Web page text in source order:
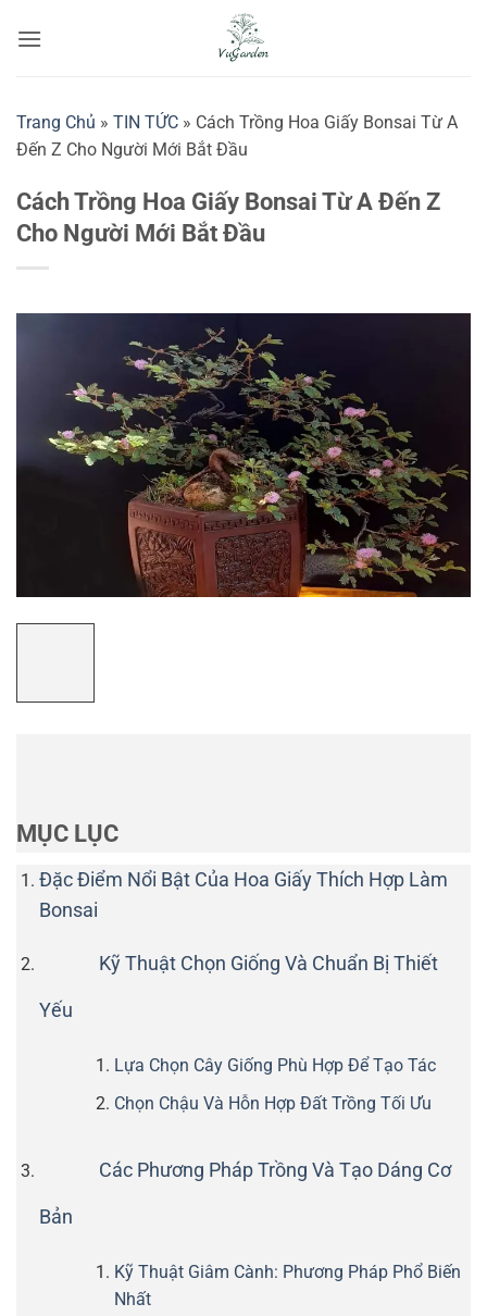
qua
Trang Chủ » TIN TỨC » Cách Trồng Hoa Giấy Bonsai Từ A
Đến Z Cho Người Mới Bắt Đầu
Cách Trồng Hoa Giấy Bonsai Từ A Đến Z
Cho Người Mới Bắt Đầu
MỤC LỤC
Đặc Điểm Nổi Bật Của Hoa Giấy Thích Hợp Làm
Bonsai
Kỹ Thuật Chọn Giống Và Chuẩn Bị Thiết
Yếu
Lựa Chọn Cây Giống Phù Hợp Để Tạo Tác
Chọn Chậu Và Hỗn Hợp Đất Trồng Tối Ưu
Các Phương Pháp Trồng Và Tạo Dáng Cơ
Bản
Kỹ Thuật Giâm Cành: Phương Pháp Phổ Biến
Nhất